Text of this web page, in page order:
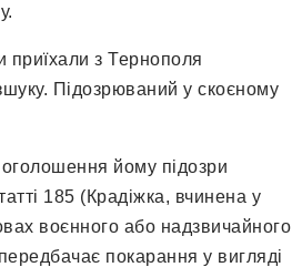
приїхали з Тернополя
Підозрюваний у скоєному
йому підозри
185 (Крадіжка, вчинена у
воєнного або надзвичайного
покарання у вигляді